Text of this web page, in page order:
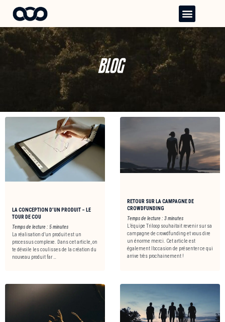
contenu
Menu
BLOG
LA CONCEPTION D’UN PRODUIT – LE
TOUR DE COU
Temps de lecture :5minutes
La réalisation d’un produit est un
processus complexe. Dans cet article, on
te dévoile les coulisses de la création du
nouveau produit far …
RETOUR SUR LA CAMPAGNE DE
CROWDFUNDING
Temps de lecture :3minutes
L’équipe Triloop souhaitait revenir sur sa
campagne de crowdfunding et vous dire
un énorme merci. Cet article est
également l’occasion de présenter ce qui
arrive très prochainement !